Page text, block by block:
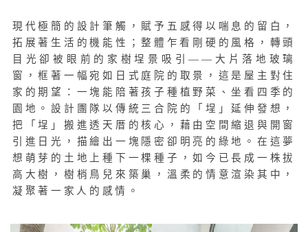
現代極簡的設計筆觸，賦予五感得以喘息的留白，
拓展著生活的機能性；整體乍看剛硬的風格， 轉頭
目光卻被眼前的家樹埕景吸引——大片落地玻璃
窗，框著一幅宛如日式庭院的取景，這是屋主對住
家的期望：一塊能陪著孩子種植野菜、坐看四季的
園地。設計團隊以傳統三合院的「埕」延伸發想，
把「埕」搬進透天厝的核心，藉由空間縮退與開窗
引進日光，描繪出一塊隱密卻明亮的綠地。在這夢
想萌芽的土地上種下一棵種子，如今已長成一株拔
高大樹，樹梢鳥兒來築巢，溫柔的情意渲染其中，
凝聚著一家人的感情。